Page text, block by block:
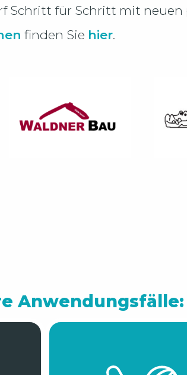
Schritt für Schritt mit neuen
finden Sie hier.
Anwendungsfälle: